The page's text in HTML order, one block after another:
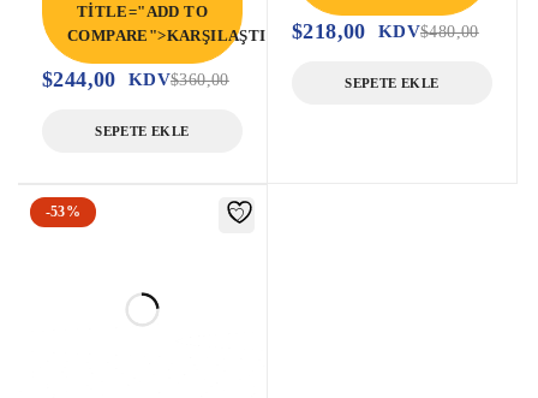
TITLE="ADD TO
COMPARE">KARŞILAŞTIR</SPAN>
$360,00
$244,00 KDV
SEPETE EKLE
$480,00
$218,00 KDV
SEPETE EKLE
-53%